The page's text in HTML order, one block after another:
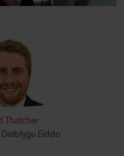
Thatcher
Eiddo